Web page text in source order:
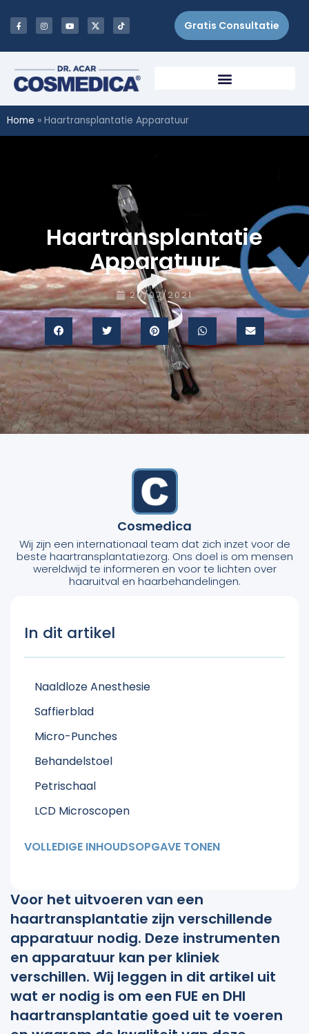
Gratis Consultatie
Home » Haartransplantatie Apparatuur
Haartransplantatie
Apparatuur
20/07/2021
Cosmedica
Wij zijn een internationaal team dat zich inzet voor de
beste haartransplantatiezorg. Ons doel is om mensen
wereldwijd te informeren en voor te lichten over
haaruitval en haarbehandelingen.
In dit artikel
Naaldloze Anesthesie
Saffierblad
Micro-Punches
Behandelstoel
Petrischaal
LCD Microscopen
VOLLEDIGE INHOUDSOPGAVE TONEN
Voor het uitvoeren van een
haartransplantatie zijn verschillende
apparatuur nodig. Deze instrumenten
en apparatuur kan per kliniek
verschillen. Wij leggen in dit artikel uit
wat er nodig is om een FUE en DHI
haartransplantatie goed uit te voeren